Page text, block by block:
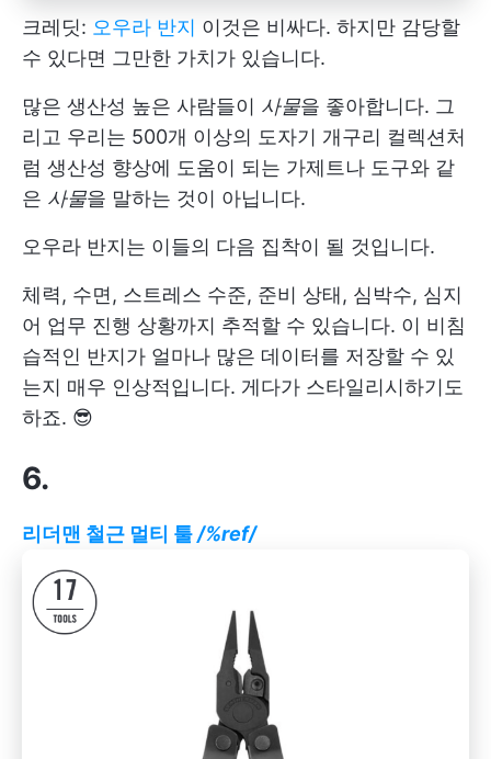
크레딧: 오우라 반지 이것은 비싸다. 하지만 감당할
수 있다면 그만한 가치가 있습니다.
많은 생산성 높은 사람들이 사물을 좋아합니다. 그
리고 우리는 500개 이상의 도자기 개구리 컬렉션처
럼 생산성 향상에 도움이 되는 가제트나 도구와 같
은 사물을 말하는 것이 아닙니다.
오우라 반지는 이들의 다음 집착이 될 것입니다.
체력, 수면, 스트레스 수준, 준비 상태, 심박수, 심지
어 업무 진행 상황까지 추적할 수 있습니다. 이 비침
습적인 반지가 얼마나 많은 데이터를 저장할 수 있
는지 매우 인상적입니다. 게다가 스타일리시하기도
하죠. 😎
6.
리더맨 철근 멀티 툴/%ref/